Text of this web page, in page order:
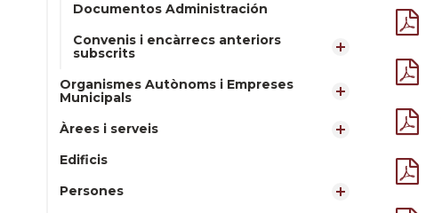
Documentos Administración
Convenis i encàrrecs anteriors
subscrits
Organismes Autònoms i Empreses
Municipals
Àrees i serveis
Edificis
Persones